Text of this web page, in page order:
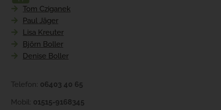
Tom Cziganek
Paul Jäger
Lisa Kreuter
Björn Boller
Denise Boller
Telefon: 06403 40 65
Mobil: 01515-9168345